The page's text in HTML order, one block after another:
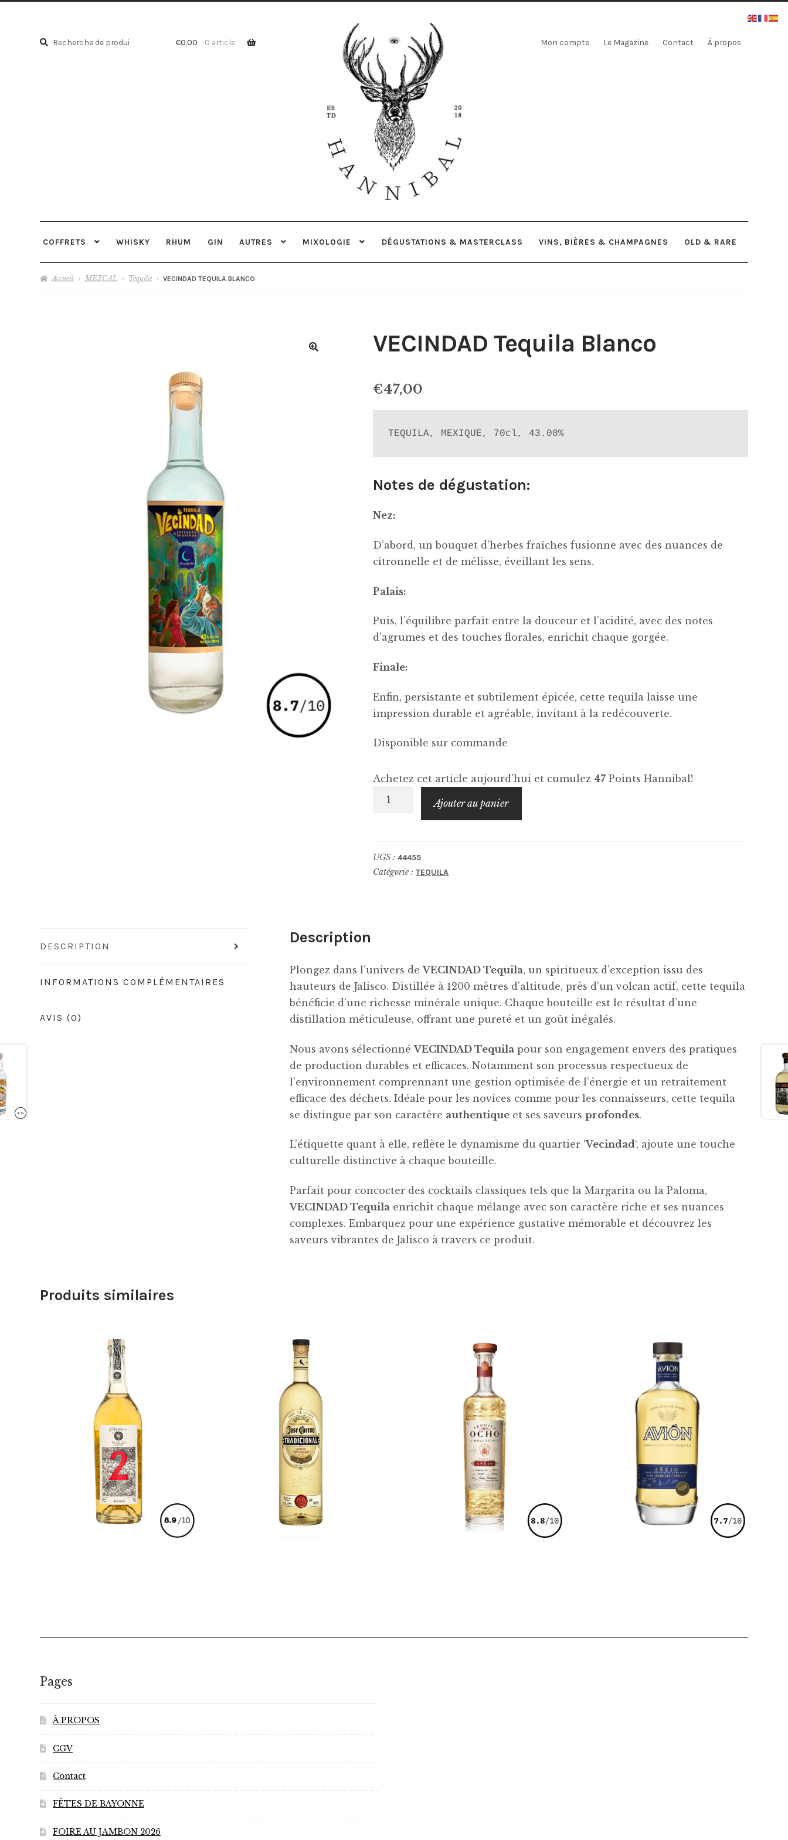
Recherche
Recherche
€0,00 0 article Mon compte Le Magazine Contact À propos
COFFRETS WHISKY RHUM GIN AUTRES MIXOLOGIE DÉGUSTATIONS & MASTERCLASS VINS, BIÈRES & CHAMPAGNES OLD & RARE
Accueil MEZCAL Tequila VECINDAD TEQUILA BLANCO
VECINDAD Tequila Blanco
€47,00
TEQUILA, MEXIQUE, 70cl, 43.00%
Notes de dégustation:
Nez:
D’abord, un bouquet d’herbes fraîches fusionne avec des nuances de
citronnelle et de mélisse, éveillant les sens.
Palais:
Puis, l’équilibre parfait entre la douceur et l’acidité, avec des notes
d’agrumes et des touches florales, enrichit chaque gorgée.
Finale:
Enfin, persistante et subtilement épicée, cette tequila laisse une
impression durable et agréable, invitant à la redécouverte.
Disponible sur commande
Achetez cet article aujourd'hui et cumulez 47 Points Hannibal!
quantité
Blanco
Ajouter au panier
UGS :44455
Catégorie :TEQUILA
DESCRIPTION
INFORMATIONS COMPLÉMENTAIRES
AVIS (0)
Description
Plongez dans l’univers deVECINDAD Tequila, un spiritueux d’exception issu des
hauteurs de Jalisco. Distillée à 1200 mètres d’altitude, près d’un volcan actif, cette tequila
bénéficie d’une richesse minérale unique. Chaque bouteille est le résultat d’une
distillation méticuleuse, offrant une pureté et un goût inégalés.
Nous avons sélectionnéVECINDAD Tequila pour son engagement envers des pratiques
de production durables et efficaces. Notamment son processus respectueux de
l’environnement comprennant une gestion optimisée de l’énergie et un retraitement
efficace des déchets. Idéale pour les novices comme pour les connaisseurs, cette tequila
se distingue par son caractère authentique et ses saveursprofondes.
L’étiquette quant à elle, reflète le dynamisme du quartier ‘Vecindad‘, ajoute une touche
culturelle distinctive à chaque bouteille.
Parfait pour concocter des cocktails classiques tels que la Margarita ou la Paloma,
VECINDAD Tequila enrichit chaque mélange avec son caractère riche et ses nuances
complexes. Embarquez pour une expérience gustative mémorable et découvrez les
saveurs vibrantes de Jalisco à travers ce produit.
Produits similaires
€94,00 €33,00 €69,00 €67,00
Pages
À PROPOS
CGV
Contact
FÊTES DE BAYONNE
FOIRE AU JAMBON 2026